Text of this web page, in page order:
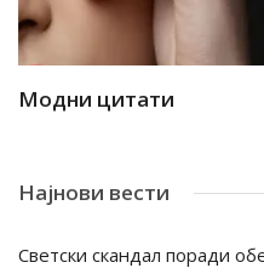
Модни цитати
Најнови вести
Светски скандал поради